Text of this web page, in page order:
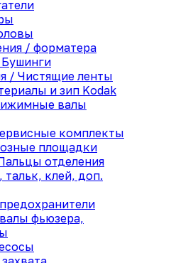
/ форматера
/ Чистящие ленты
и зип Kodak
валы
комплекты
площадки
отделения
клей, доп.
фьюзера,